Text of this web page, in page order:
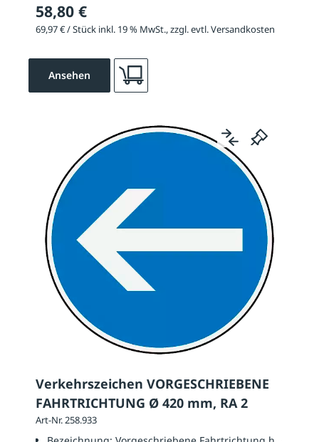
58,80 €
69,97 € / Stück inkl. 19 % MwSt., zzgl. evtl. Versandkosten
Ansehen
Verkehrszeichen VORGESCHRIEBENE
FAHRTRICHTUNG Ø 420 mm, RA 2
Art-Nr. 258.933